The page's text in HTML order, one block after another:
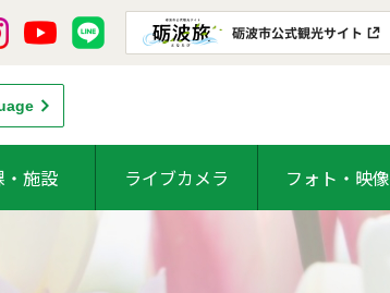
・施設 ライブカメラ フォト・映像